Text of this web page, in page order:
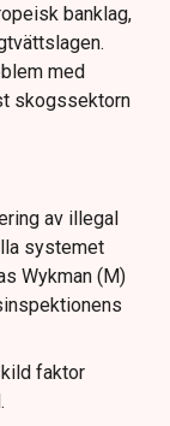
banklag,
med
skogssektorn
av illegal
systemet
Wykman (M)
faktor